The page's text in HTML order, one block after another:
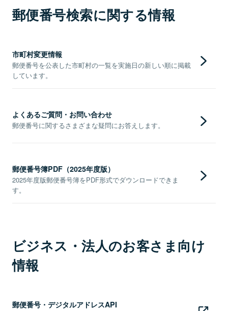
郵便番号検索に関する情報
市町村変更情報
郵便番号を公表した市町村の一覧を実施日の新しい順に掲載
しています。
よくあるご質問・お問い合わせ
郵便番号に関するさまざまな疑問にお答えします。
郵便番号簿PDF（2025年度版）
2025年度版郵便番号簿をPDF形式でダウンロードできま
す。
ビジネス・法人のお客さま向け
情報
郵便番号・デジタルアドレスAPI